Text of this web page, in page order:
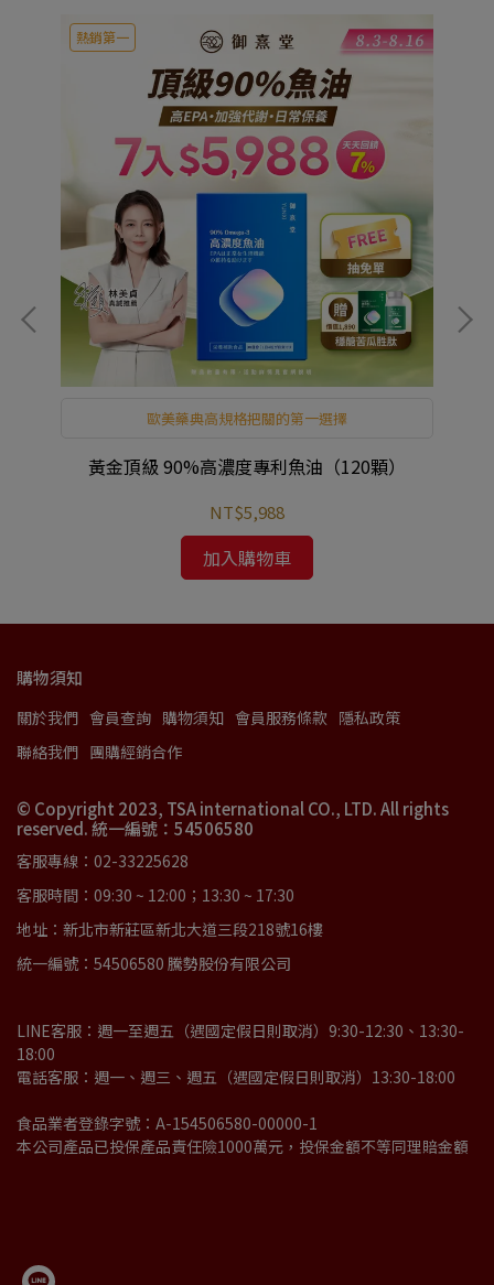
熱銷第一
歐美藥典高規格把關的第一選擇
黃金頂級 90%高濃度專利魚油（120顆）
NT$5,988
加入購物車
購物須知
關於我們 會員查詢 購物須知 會員服務條款 隱私政策
聯絡我們 團購經銷合作
© Copyright 2023, TSA international CO., LTD. All rights
reserved. 統一編號：54506580
客服專線：02-33225628
客服時間：09:30 ~ 12:00；13:30 ~ 17:30
地址：新北市新莊區新北大道三段218號16樓
統一編號：54506580 騰勢股份有限公司
LINE客服：週一至週五（遇國定假日則取消）9:30-12:30、13:30-
18:00
電話客服：週一、週三、週五（遇國定假日則取消）13:30-18:00
食品業者登錄字號：A-154506580-00000-1
本公司產品已投保產品責任險1000萬元，投保金額不等同理賠金額